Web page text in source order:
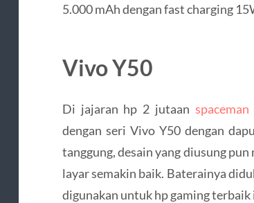
5.000 mAh dengan fast charging
Vivo Y50
Di jajaran hp 2 jutaan
dengan seri Vivo Y50 dengan
tanggung, desain yang diusung
layar semakin baik. Baterainya
digunakan untuk hp gaming terbaik